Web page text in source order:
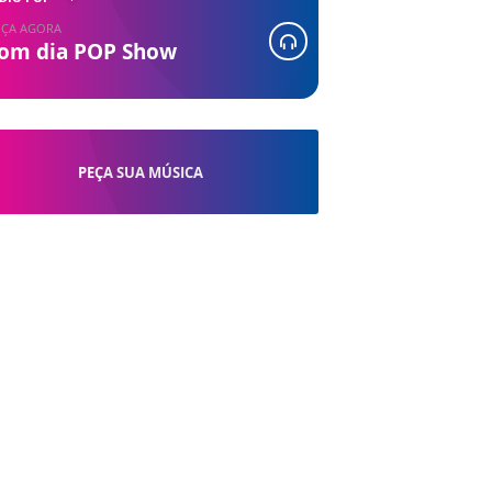
PEÇA SUA MÚSICA
AGORA
dia POP Show